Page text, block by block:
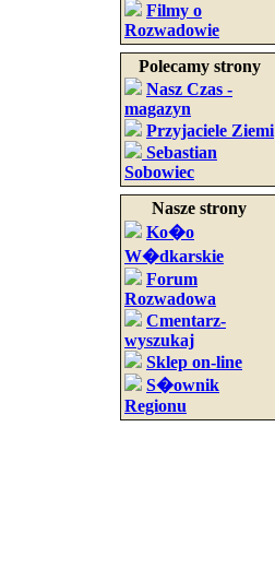
Filmy o
Rozwadowie
Polecamy strony
Nasz Czas -
magazyn
Przyjaciele Ziemi
Sebastian
Sobowiec
Nasze strony
Ko�o
W�dkarskie
Forum
Rozwadowa
Cmentarz-
wyszukaj
Sklep on-line
S�ownik
Regionu